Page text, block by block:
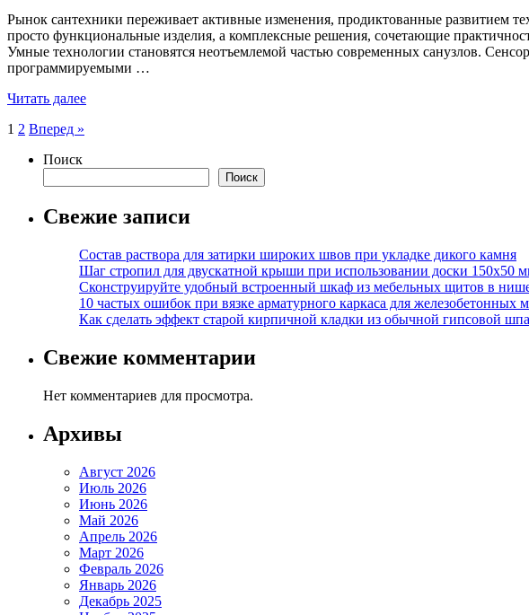
Рынок сантехники переживает активные изменения, продиктованные развитием
просто функциональные изделия, а комплексные решения, сочетающие
Умные технологии становятся неотъемлемой частью современных санузлов.
программируемыми …
Читать далее
Пагинация
записей
1 2 Вперед »
Поиск
Поиск
Свежие записи
Состав раствора для затирки широких швов при укладке дикого камня
Шаг стропил для двускатной крыши при использовании доски 150х50
Сконструируйте удобный встроенный шкаф из мебельных щитов в
10 частых ошибок при вязке арматурного каркаса для железобетонных
Как сделать эффект старой кирпичной кладки из обычной гипсовой
Свежие комментарии
Нет комментариев для просмотра.
Архивы
Август 2026
Июль 2026
Июнь 2026
Май 2026
Апрель 2026
Март 2026
Февраль 2026
Январь 2026
Декабрь 2025